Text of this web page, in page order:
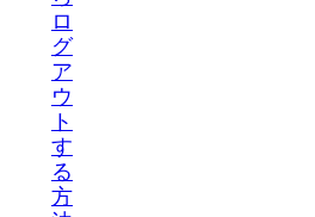
ロ
グ
ア
ウ
ト
す
る
方